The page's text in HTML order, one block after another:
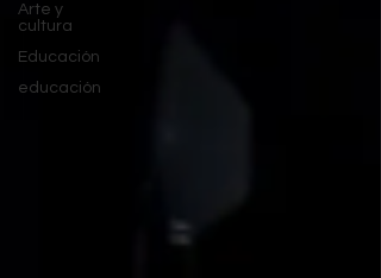
Arte y
cultura
Educación
educación